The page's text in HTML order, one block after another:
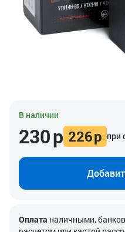
В наличии
230р 226р при
Оплата наличными,